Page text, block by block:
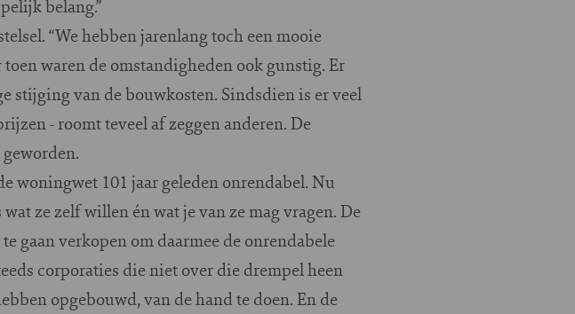
belang.”
“We hebben jarenlang toch een mooie
waren de omstandigheden ook gunstig. Er
stijging van de bouwkosten. Sindsdien is er veel
- roomt teveel af zeggen anderen. De
woningwet 101 jaar geleden onrendabel. Nu
ze zelf willen én wat je van ze mag vragen. De
gaan verkopen om daarmee de onrendabele
corporaties die niet over die drempel heen
opgebouwd, van de hand te doen. En de